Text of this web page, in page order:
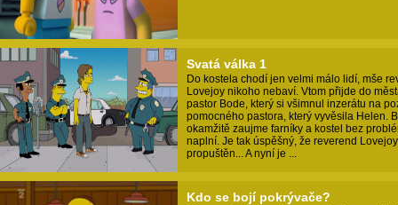
Svatá válka 1
Do kostela chodí jen velmi málo lidí, mše
Lovejoy nikoho nebaví. Vtom přijde do
pastor Bode, který si všimnul inzerátu na
pomocného pastora, který vyvěsila Helen.
okamžitě zaujme farníky a kostel bez
naplní. Je tak úspěšný, že reverend
propuštěn... A nyní je ...
Kdo se bojí pokrývače?